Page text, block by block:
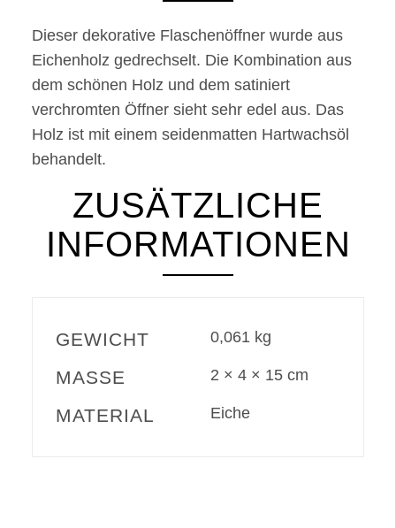
Dieser dekorative Flaschenöffner wurde aus
Eichenholz gedrechselt. Die Kombination aus
dem schönen Holz und dem satiniert
verchromten Öffner sieht sehr edel aus. Das
Holz ist mit einem seidenmatten Hartwachsöl
behandelt.
ZUSÄTZLICHE
INFORMATIONEN
GEWICHT 0,061 kg
MASSE 2 × 4 × 15 cm
MATERIAL Eiche